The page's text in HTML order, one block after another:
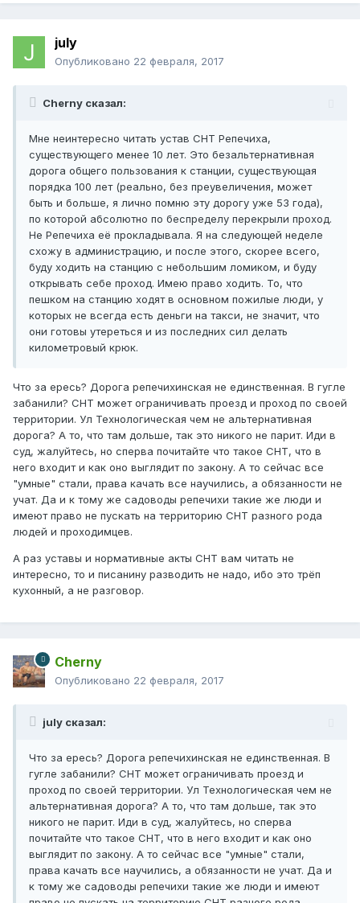
july
Опубликовано 22 февраля, 2017
Cherny сказал:
Мне неинтересно читать устав СНТ Репечиха,
существующего менее 10 лет. Это безальтернативная
дорога общего пользования к станции, существующая
порядка 100 лет (реально, без преувеличения, может
быть и больше, я лично помню эту дорогу уже 53 года),
по которой абсолютно по беспределу перекрыли проход.
Не Репечиха её прокладывала. Я на следующей неделе
схожу в администрацию, и после этого, скорее всего,
буду ходить на станцию с небольшим ломиком, и буду
открывать себе проход. Имею право ходить. То, что
пешком на станцию ходят в основном пожилые люди, у
которых не всегда есть деньги на такси, не значит, что
они готовы утереться и из последних сил делать
километровый крюк.
Что за ересь? Дорога репечихинская не единственная. В гугле
забанили? СНТ может ограничивать проезд и проход по своей
территории. Ул Технологическая чем не альтернативная
дорога? А то, что там дольше, так это никого не парит. Иди в
суд, жалуйтесь, но сперва почитайте что такое СНТ, что в
него входит и как оно выглядит по закону. А то сейчас все
"умные" стали, права качать все научились, а обязанности не
учат. Да и к тому же садоводы репечихи такие же люди и
имеют право не пускать на территорию СНТ разного рода
людей и проходимцев.
А раз уставы и нормативные акты СНТ вам читать не
интересно, то и писанину разводить не надо, ибо это трёп
кухонный, а не разговор.
Cherny
Опубликовано 22 февраля, 2017
july сказал:
Что за ересь? Дорога репечихинская не единственная. В
гугле забанили? СНТ может ограничивать проезд и
проход по своей территории. Ул Технологическая чем не
альтернативная дорога? А то, что там дольше, так это
никого не парит. Иди в суд, жалуйтесь, но сперва
почитайте что такое СНТ, что в него входит и как оно
выглядит по закону. А то сейчас все "умные" стали,
права качать все научились, а обязанности не учат. Да и
к тому же садоводы репечихи такие же люди и имеют